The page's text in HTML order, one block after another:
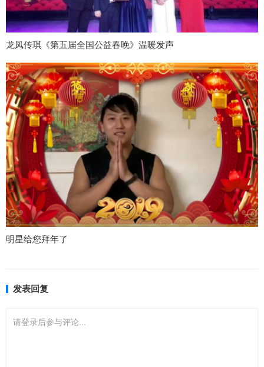
龙凤传琪《第五届全国公益春晚》温暖发声
明星给您拜年了
发表回复
请登录后参与评论...